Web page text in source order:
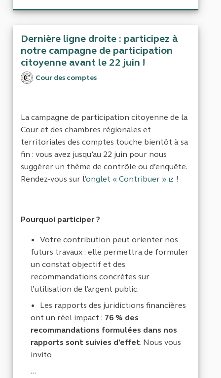
Dernière ligne droite : participez à
notre campagne de participation
citoyenne avant le 22 juin !
Cour des comptes
La campagne de participation citoyenne de la
Cour et des chambres régionales et
territoriales des comptes touche bientôt à sa
fin : vous avez jusqu’au 22 juin pour nous
suggérer un thème de contrôle ou d’enquête.
Rendez-vous sur l’onglet « Contribuer »
!
Pourquoi participer ?
Votre contribution peut orienter nos
futurs travaux : elle permettra de formuler
un constat objectif et des
recommandations concrètes sur
l’utilisation de l’argent public.
Les rapports des juridictions financières
ont un réel impact : 76 % des
recommandations formulées dans nos
rapports sont suivies d’effet. Nous vous
invito
...